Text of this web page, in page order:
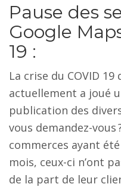
Pause des
Google
19 :
La crise du COVID
actuellement a joué
publication des
vous demandez-vous
commerces ayant
mois, ceux-ci n’ont
de la part de leur